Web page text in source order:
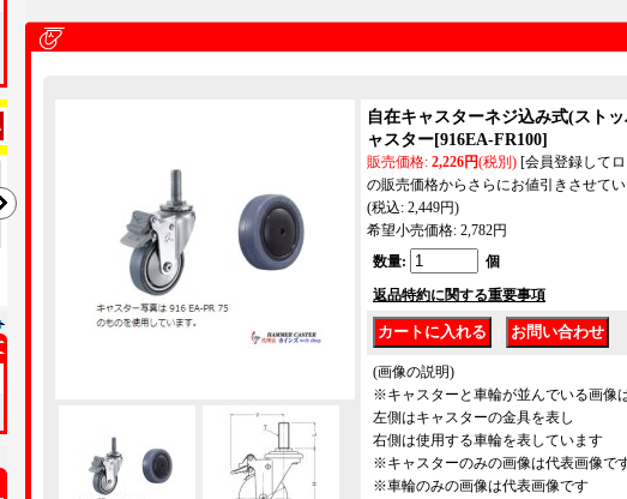
自在キャスターネジ込み式(スト
ャスター[916EA-FR100]
販売価格: 2,226円(税別) [会員登録して
の販売価格からさらにお値引きさせて
(税込: 2,449円)
希望小売価格: 2,782円
数量:
個
返品特約に関する重要事項
(画像の説明)
※キャスターと車輪が並んでいる画像
左側はキャスターの金具を表し
右側は使用する車輪を表しています
※キャスターのみの画像は代表画像で
※車輪のみの画像は代表画像です